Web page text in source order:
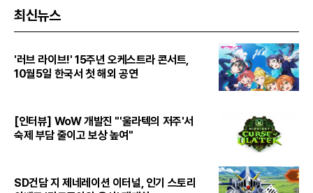
최신뉴스
'러브 라이브!' 15주년 오케스트라 콘서트,
10월5일 한국서 첫 해외 공연
[인터뷰] WoW 개발진 "'울라텍의 저주'서
숙제 부담 줄이고 보상 높여"
SD건담 지 제네레이션 이터널, 인기 스토리